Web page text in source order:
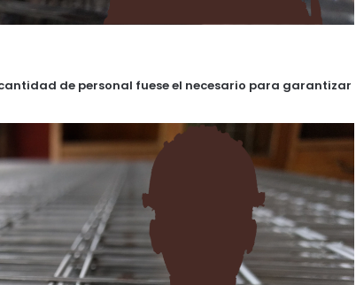
de personal fuese el necesario para garantizar